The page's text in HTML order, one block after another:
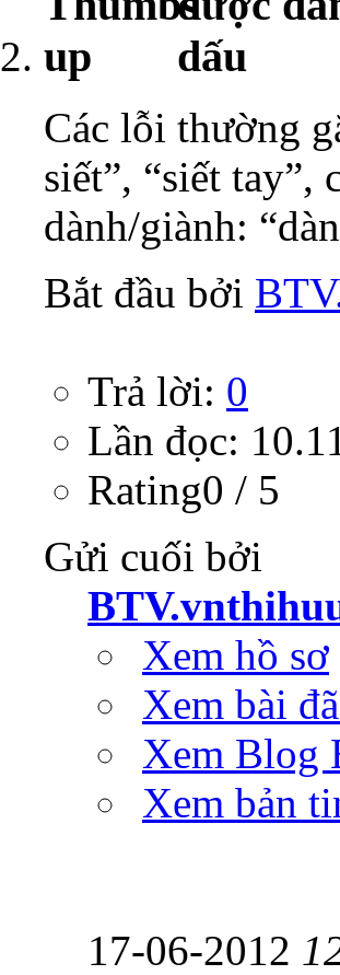
Các lỗi thường
siết”, “siết tay”,
dành/giành:
Bắt đầu bởi
Trả lời: 0
Lần đọc:
Rating0 / 5
Gửi cuối bởi
Xem hồ sơ
Xem bài
Xem Blog
Xem bản
17-06-2012